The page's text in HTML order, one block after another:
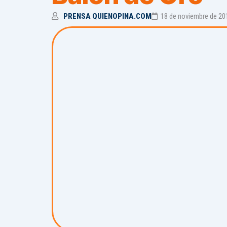
PRENSA QUIENOPINA.COM 18 de noviembre de